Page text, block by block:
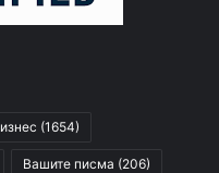
(1654)
Вашите писма (206)